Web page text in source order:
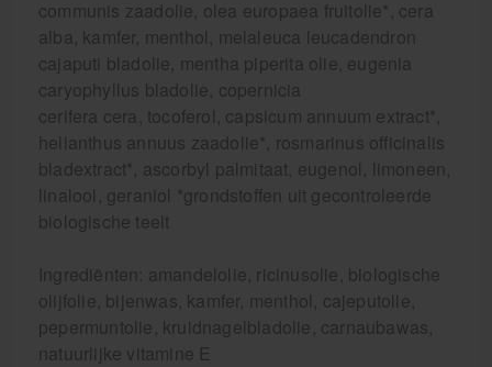
communis zaadolie, olea europaea fruitolie*, cera
alba, kamfer, menthol, melaleuca leucadendron
cajaputi bladolie, mentha piperita olie, eugenia
caryophyllus bladolie, copernicia
cerifera cera, tocoferol, capsicum annuum extract*,
helianthus annuus zaadolie*, rosmarinus officinalis
bladextract*, ascorbyl palmitaat, eugenol, limoneen,
linalool, geraniol *grondstoffen uit gecontroleerde
biologische teelt
Ingrediënten: amandelolie, ricinusolie, biologische
olijfolie, bijenwas, kamfer, menthol, cajeputolie,
pepermuntolie, kruidnagelbladolie, carnaubawas,
natuurlijke vitamine E